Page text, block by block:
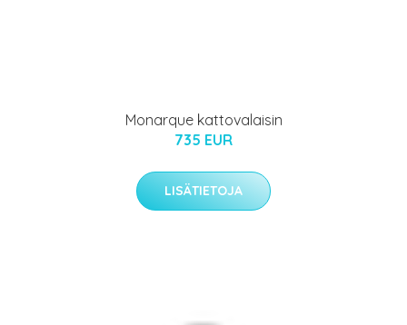
Monarque kattovalaisin
735 EUR
LISÄTIETOJA